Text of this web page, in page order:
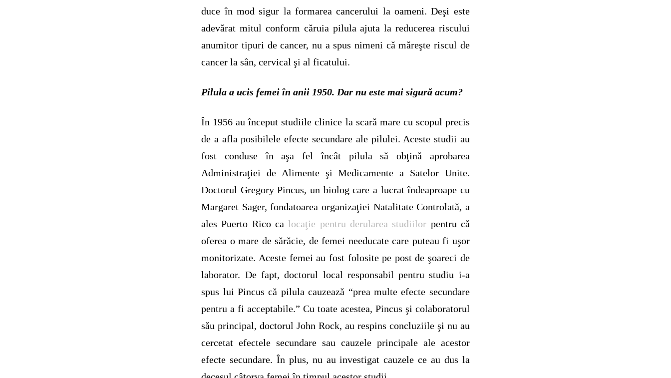
duce în mod sigur la formarea cancerului la oameni. Deşi este
adevărat mitul conform căruia pilula ajuta la reducerea riscului
anumitor tipuri de cancer, nu a spus nimeni că măreşte riscul de
cancer la sân, cervical şi al ficatului.
Pilula a ucis femei în anii 1950. Dar nu este mai sigură acum?
În 1956 au început studiile clinice la scară mare cu scopul precis
de a afla posibilele efecte secundare ale pilulei. Aceste studii au
fost conduse în aşa fel încât pilula să obţină aprobarea
Administraţiei de Alimente şi Medicamente a Satelor Unite.
Doctorul Gregory Pincus, un biolog care a lucrat îndeaproape cu
Margaret Sager, fondatoarea organizaţiei Natalitate Controlată, a
ales Puerto Rico ca locaţie pentru derularea studiilor pentru că
oferea o mare de sărăcie, de femei needucate care puteau fi uşor
monitorizate. Aceste femei au fost folosite pe post de şoareci de
laborator. De fapt, doctorul local responsabil pentru studiu i-a
spus lui Pincus că pilula cauzează “prea multe efecte secundare
pentru a fi acceptabile.” Cu toate acestea, Pincus şi colaboratorul
său principal, doctorul John Rock, au respins concluziile şi nu au
cercetat efectele secundare sau cauzele principale ale acestor
efecte secundare. În plus, nu au investigat cauzele ce au dus la